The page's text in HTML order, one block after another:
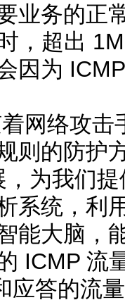
业务的正
，超出
因为
网络攻击
则的防护
为我们
系统，利
能大脑，
ICMP 流
应答的流